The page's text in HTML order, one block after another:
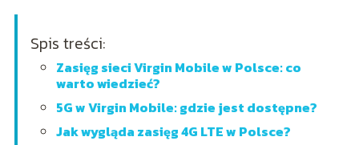
Spis treści:
Zasięg sieci Virgin Mobile w Polsce: co
warto wiedzieć?
5G w Virgin Mobile: gdzie jest dostępne?
Jak wygląda zasięg 4G LTE w Polsce?